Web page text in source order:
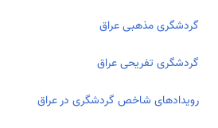
گردشگری مذهبی عراق
گردشگری تفریحی عراق
رویدادهای شاخص گردشگری در عراق